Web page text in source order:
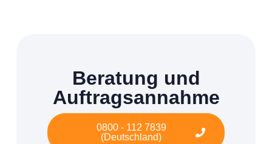
Beratung und
Auftragsannahme
0800 - 112 7839
(Deutschland)